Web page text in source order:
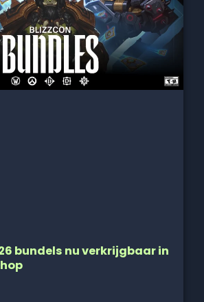
bundels nu verkrijgbaar in